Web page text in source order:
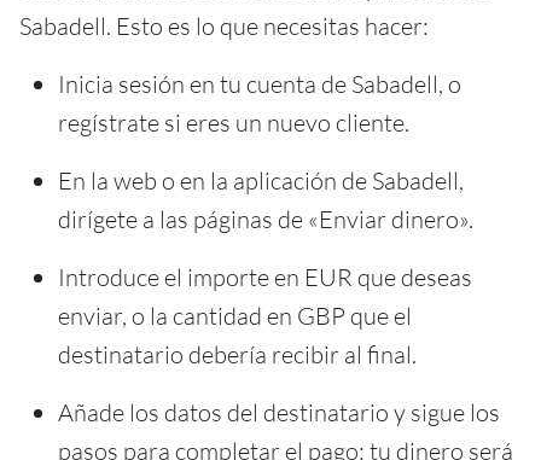
Sabadell. Esto es lo que necesitas hacer:
Inicia sesión en tu cuenta de Sabadell, o
regístrate si eres un nuevo cliente.
En la web o en la aplicación de Sabadell,
dirígete a las páginas de «Enviar dinero».
Introduce el importe en EUR que deseas
enviar, o la cantidad en GBP que el
destinatario debería recibir al final.
Añade los datos del destinatario y sigue los
pasos para completar el pago: tu dinero será